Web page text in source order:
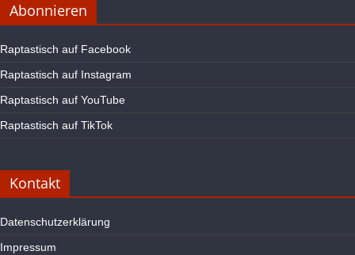
Abonnieren
Raptastisch auf Facebook
Raptastisch auf Instagram
Raptastisch auf YouTube
Raptastisch auf TikTok
Kontakt
Datenschutzerklärung
Impressum